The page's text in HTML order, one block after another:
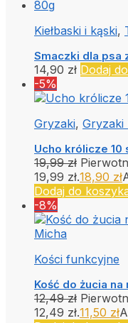
Kiełbaski i kąski,
Smaczki dla psa
14,90 zł Dodaj
-5%
Gryzaki, Gryzaki
Ucho królicze 10
19,99zł
19,99 zł.18,90 zł
Dodaj do
-8%
Kości funkcyjne
Kość do żucia
12,49zł
12,49 zł.11,50 zł